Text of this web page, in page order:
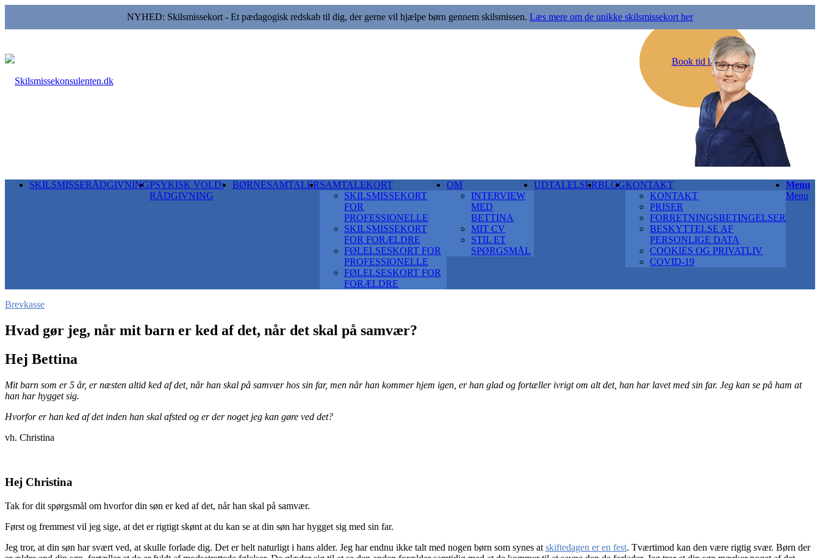
NYHED: Skilsmissekort - Et pædagogisk redskab til dig, der gerne vil hjælpe børn gennem skilsmissen. Læs mere om de unikke skilsmissekort her
Book tid her
SKILSMISSERÅDGIVNINGPSYKISK VOLD:
RÅDGIVNING
BØRNESAMTALERSAMTALEKORT
SKILSMISSEKORT
FOR
PROFESSIONELLE
SKILSMISSEKORT
FOR FORÆLDRE
FØLELSESKORT FOR
PROFESSIONELLE
FØLELSESKORT FOR
FORÆLDRE
OM
INTERVIEW
MED
BETTINA
MIT CV
STIL ET
SPØRGSMÅL
UDTALELSERBLOGKONTAKT
KONTAKT
PRISER
FORRETNINGSBETINGELSER
BESKYTTELSE AF
PERSONLIGE DATA
COOKIES OG PRIVATLIV
COVID-19
Menu
Menu
Brevkasse
Hvad gør jeg, når mit barn er ked af det, når det skal på samvær?
Hej Bettina
Mit barn som er 5 år, er næsten altid ked af det, når han skal på samvær hos sin far, men når han kommer hjem igen, er han glad og fortæller ivrigt om alt det, han har lavet med sin far. Jeg kan se på ham at
han har hygget sig.
Hvorfor er han ked af det inden han skal afsted og er der noget jeg kan gøre ved det?
vh. Christina
Hej Christina
Tak for dit spørgsmål om hvorfor din søn er ked af det, når han skal på samvær.
Først og fremmest vil jeg sige, at det er rigtigt skønt at du kan se at din søn har hygget sig med sin far.
Jeg tror, at din søn har svært ved, at skulle forlade dig. Det er helt naturligt i hans alder. Jeg har endnu ikke talt med nogen børn som synes at skiftedagen er en fest. Tværtimod kan den være rigtig svær. Børn der